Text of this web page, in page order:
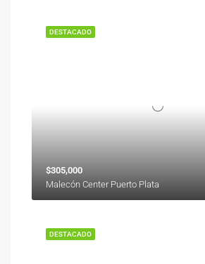
DESTACADO
$305,000
Malecón Center Puerto Plata
DESTACADO